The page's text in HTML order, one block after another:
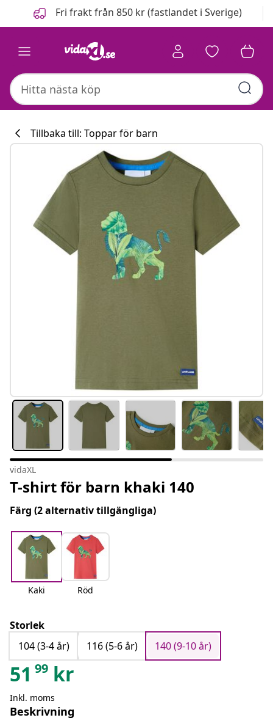
FöregåendeFri frakt från 850 kr (fastlandet i Sverige)
Tillbaka till: Toppar för barn
vidaXL
T-shirt för barn khaki 140
Färg (2 alternativ tillgängliga)
Kaki Röd
Storlek
104 (3-4 år)
116 (5-6 år) 140 (9-10 år)
51 99 kr
Inkl. moms
Beskrivning